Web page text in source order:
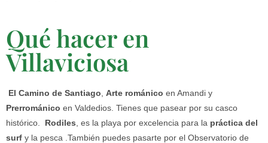
Qué hacer en
Villaviciosa
El Camino de Santiago Arte románico en Amandi y
Prerrománico en Valdedios. Tienes que pasear por su casco
histórico. Rodiles , es la playa por excelencia para la práctica del
surf y la pesca .También puedes pasarte por el Observatorio de